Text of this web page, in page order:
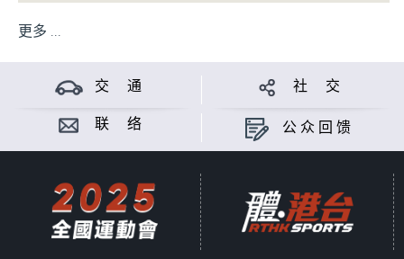
更多 ...
交 通 社 交
联 络 公众回馈